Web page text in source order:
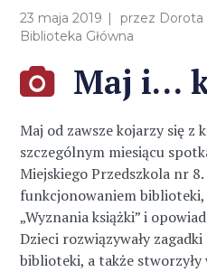
23 maja 2019 przez
Biblioteka Główna
Maj i…
Maj od zawsze kojarzy się z
szczególnym miesiącu
Miejskiego Przedszkola nr
funkcjonowaniem biblioteki,
„Wyznania książki” i
Dzieci rozwiązywały
biblioteki, a także stworzyły